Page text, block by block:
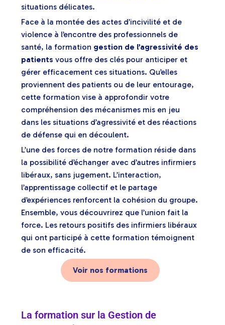
situations délicates.
Face à la montée des actes d’incivilité et de
violence à l’encontre des professionnels de
santé, la formation gestion de l’agressivité des
patients vous offre des clés pour anticiper et
gérer efficacement ces situations. Qu’elles
proviennent des patients ou de leur entourage,
cette formation vise à approfondir votre
compréhension des mécanismes mis en jeu
dans les situations d’agressivité et des réactions
de défense qui en découlent.
L’une des forces de notre formation réside dans
la possibilité d’échanger avec d’autres infirmiers
libéraux, sans jugement. L’interaction,
l’apprentissage collectif et le partage
d’expériences renforcent la cohésion du groupe.
Ensemble, vous découvrirez que l’union fait la
force. Les retours positifs des infirmiers libéraux
qui ont participé à cette formation témoignent
de son efficacité.
Voir nos formations
La formation sur la Gestion de